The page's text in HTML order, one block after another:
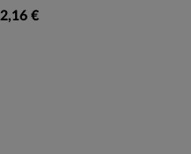
2,16 €